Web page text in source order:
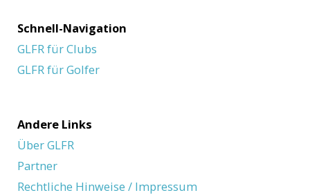
Schnell-Navigation
GLFR für Clubs
GLFR für Golfer
Andere Links
Über GLFR
Partner
Rechtliche Hinweise / Impressum